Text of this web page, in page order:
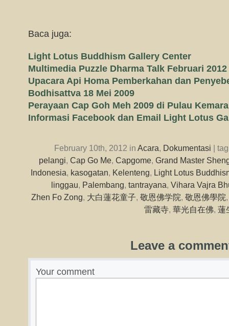
Baca juga:
Light Lotus Buddhism Gallery Center
Multimedia Puzzle Dharma Talk Februari 2012
Upacara Api Homa Pemberkahan dan
Bodhisattva 18 Mei 2009
Perayaan Cap Goh Meh 2009 di Pulau
Informasi Facebook dan Email Light Lotus
February 10th, 2012 in Acara, Dokumentasi |
pelangi, Cap Go Me, Capgome, Grand Master
Indonesia, kasogatan, Kelenteng, Light Lotus
linggau, Palembang, tantrayana, Vihara Vajra
Zhen Fo Zong, 大白蓮花童子, 敬恩佛学院, 敬恩佛學院
雷藏寺, 華光自在佛, 蓮
Leave a
Your comment